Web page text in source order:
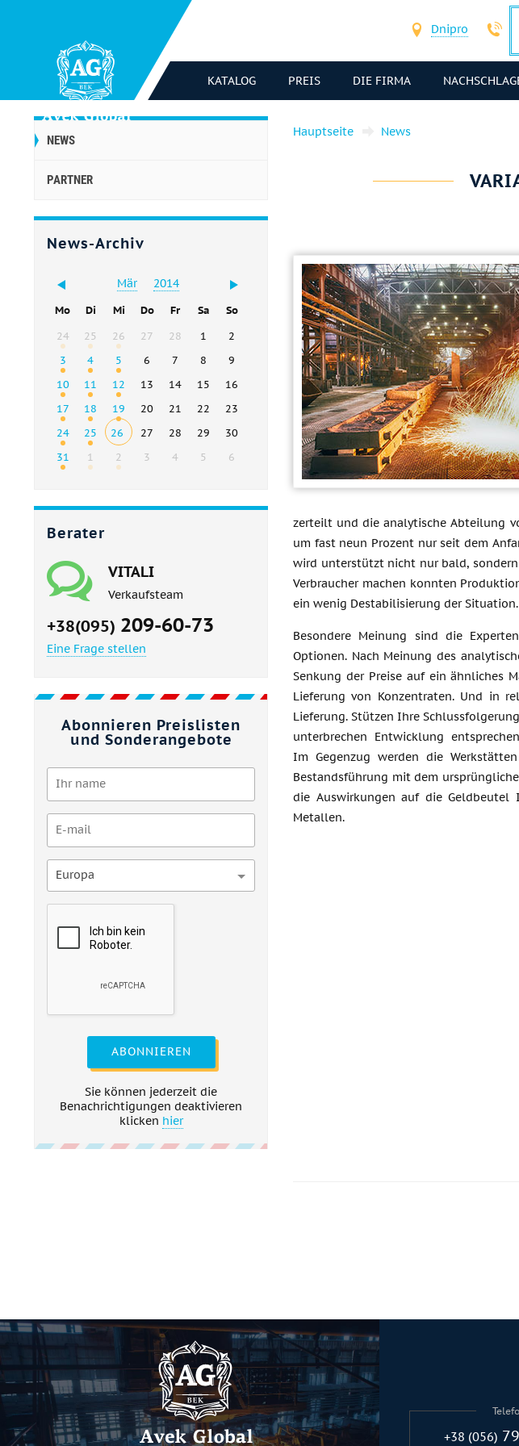
Dnipro
KATALOG PREIS DIE FIRMA
NEWS
PARTNER
News-Archiv
Mär 2014
Mo Di Mi Do Fr Sa
So
24
25 26 27 28 1
2
3
4 5 6 7 8
9
10
11 12 13 14 15
16
17
18 19 20 21 22
23
24
25 26 27 28 29
30
31
1 2 3 4 5 6
Berater
VITALI
Verkaufsteam
+38(095) 209-60-73
Eine Frage stellen
Abonnieren Preislisten
und Sonderangebote
Europa
ABONNIEREN
Sie können jederzeit die
Benachrichtigungen deaktivieren
klicken hier
Hauptseite News
zerteilt und die analytische Abteilung
um fast neun Prozent nur seit dem
wird unterstützt nicht nur bald, sondern
Verbraucher machen konnten
ein wenig Destabilisierung der Situation.
Besondere Meinung sind die
Optionen. Nach Meinung des
Senkung der Preise auf ein ähnliches
Lieferung von Konzentraten. Und in
Lieferung. Stützen Ihre
unterbrechen Entwicklung
Im Gegenzug werden die
Bestandsführung mit dem
die Auswirkungen auf die Geldbeutel
Metallen.
+38 (056)